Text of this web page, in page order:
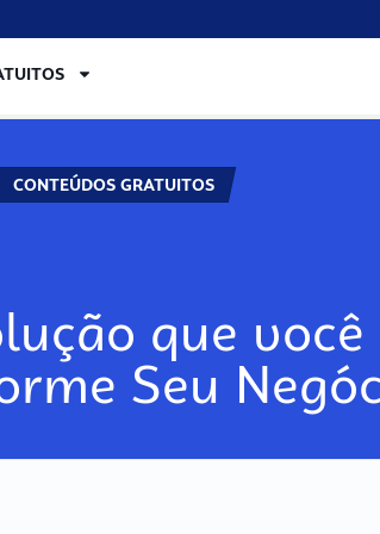
CONTEÚDOS GRATUITOS
que você
Seu